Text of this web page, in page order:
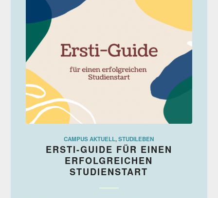
CAMPUS AKTUELL,STUDILEBEN
ERSTI-GUIDE FÜR EINEN
ERFOLGREICHEN
STUDIENSTART